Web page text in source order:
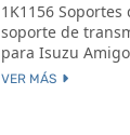
1K1156
soporte de
para Isuzu
VER MÁS